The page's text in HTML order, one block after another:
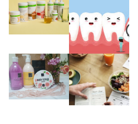
JUJUR
SETELAH
HAMPIR 2
BERHENTI
PENGALAMAN
OPERASI
IMPAKSI GIGI
REVIEW
SCARLETT
WHITENING
BODY
LOTION,
BODY SCRUB
DAN SHOWER
PENGALAMAN
DIET SEHAT
TANPA
MENYIKSA
HINGGA
BERAT BADAN
IDEAL